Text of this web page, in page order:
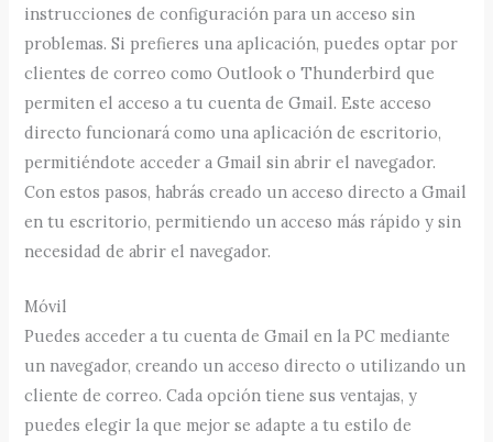
instrucciones de configuración para un acceso sin
problemas. Si prefieres una aplicación, puedes optar por
clientes de correo como Outlook o Thunderbird que
permiten el acceso a tu cuenta de Gmail. Este acceso
directo funcionará como una aplicación de escritorio,
permitiéndote acceder a Gmail sin abrir el navegador.
Con estos pasos, habrás creado un acceso directo a Gmail
en tu escritorio, permitiendo un acceso más rápido y sin
necesidad de abrir el navegador.
Móvil
Puedes acceder a tu cuenta de Gmail en la PC mediante
un navegador, creando un acceso directo o utilizando un
cliente de correo. Cada opción tiene sus ventajas, y
puedes elegir la que mejor se adapte a tu estilo de